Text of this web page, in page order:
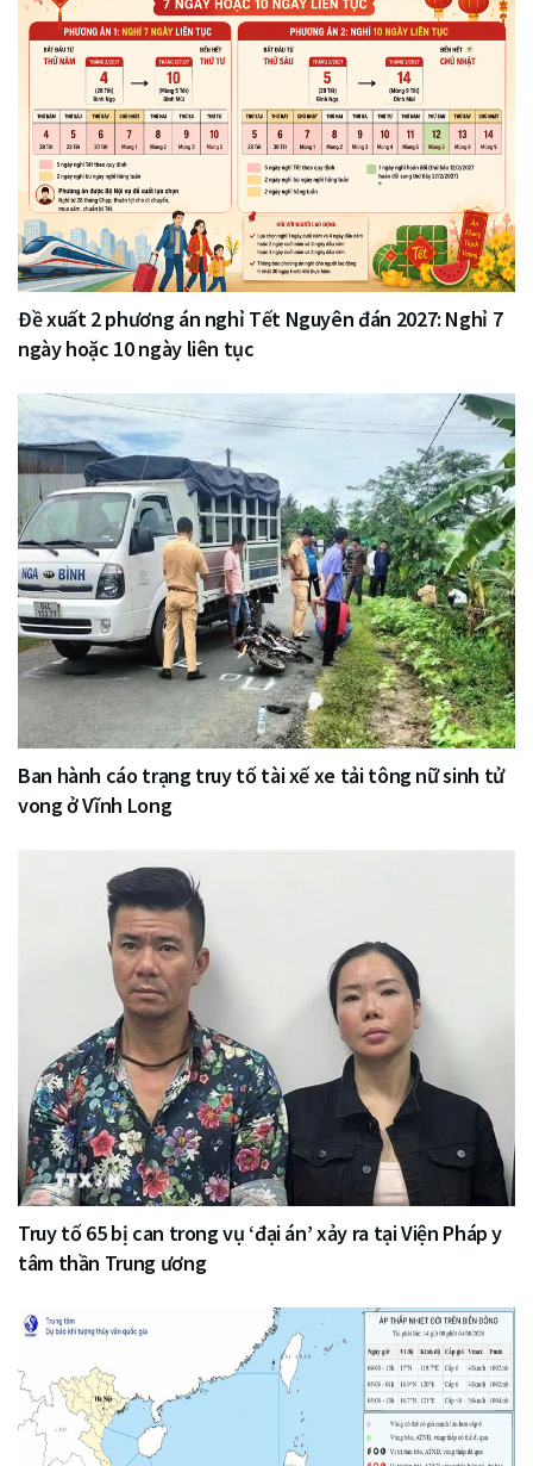
Đề xuất 2 phương án nghỉ Tết Nguyên đán 2027: Nghỉ 7
ngày hoặc 10 ngày liên tục
Ban hành cáo trạng truy tố tài xế xe tải tông nữ sinh tử
vong ở Vĩnh Long
Truy tố 65 bị can trong vụ ‘đại án’ xảy ra tại Viện Pháp y
tâm thần Trung ương